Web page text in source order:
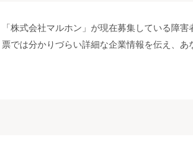
「株式会社マルホン」が現在募集している障
票では分かりづらい詳細な企業情報を伝え、